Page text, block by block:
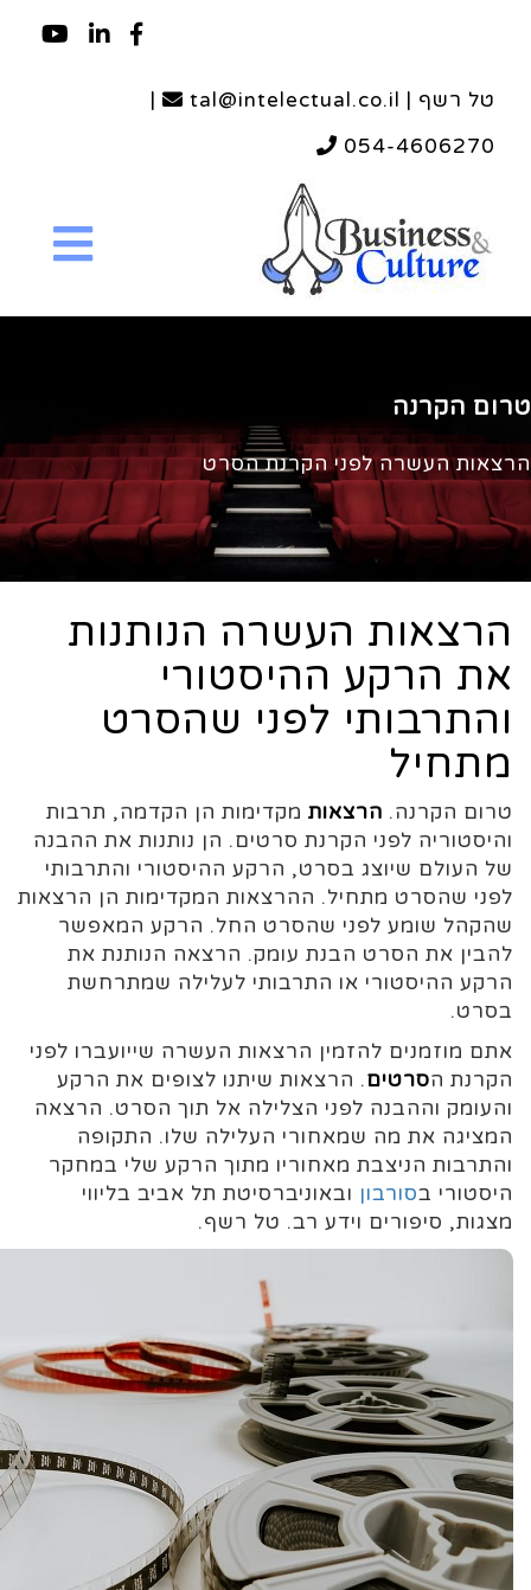
טל רשף | tal@intelectual.co.il
|
054-4606270
טרום הקרנה
הרצאות העשרה לפני הקרנת הסרט
הרצאות העשרה הנותנות
את הרקע ההיסטורי
והתרבותי לפני שהסרט
מתחיל
טרום הקרנה. הרצאות מקדימות הן הקדמה, תרבות
והיסטוריה לפני הקרנת סרטים. הן נותנות את ההבנה
של העולם שיוצג בסרט, הרקע ההיסטורי והתרבותי
לפני שהסרט מתחיל. ההרצאות המקדימות הן הרצאות
שהקהל שומע לפני שהסרט החל. הרקע המאפשר
להבין את הסרט הבנת עומק. הרצאה הנותנת את
הרקע ההיסטורי או התרבותי לעלילה שמתרחשת
בסרט.
אתם מוזמנים להזמין הרצאות העשרה שייועברו לפני
הקרנת הסרטים. הרצאות שיתנו לצופים את הרקע
והעומק וההבנה לפני הצלילה אל תוך הסרט. הרצאה
המציגה את מה שמאחורי העלילה שלו. התקופה
והתרבות הניצבת מאחוריו מתוך הרקע שלי במחקר
היסטורי בסורבון ובאוניברסיטת תל אביב בליווי
מצגות, סיפורים וידע רב. טל רשף.